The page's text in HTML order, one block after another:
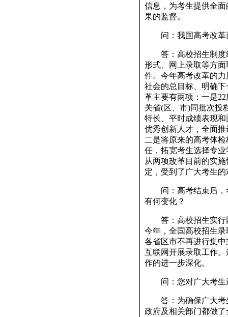
信息，为考生提供全
果的监督。
问：我国高考改革
答：高校招生制度
形式、网上录取等方
件。今年高考改革的
社会的总目标、明确
革主要有两项：一是
关省(区、市)同批次投
特长、平时成绩表现
优秀创新人才，全面
二是将原来的高考体
任，拓宽考生选择专
从两项改革目前的实
定，受到了广大考生的
问：高考结束后，
有何变化？
答：高校招生实行
今年，全国高校招生
各省区市不再进行集
互联网开展录取工作
作的进一步深化。
问：您对广大考生
答：为确保广大考
政府及相关部门都做